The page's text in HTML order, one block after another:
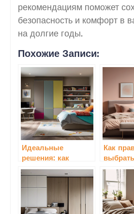
рекомендациям поможет
безопасность и комфорт в
на долгие годы.
Похожие Записи:
Идеальные
решения: как
выбрать мебель
для спальни,
учитывая
потребности всей
семьи
Как
для
сна:
для
спальни